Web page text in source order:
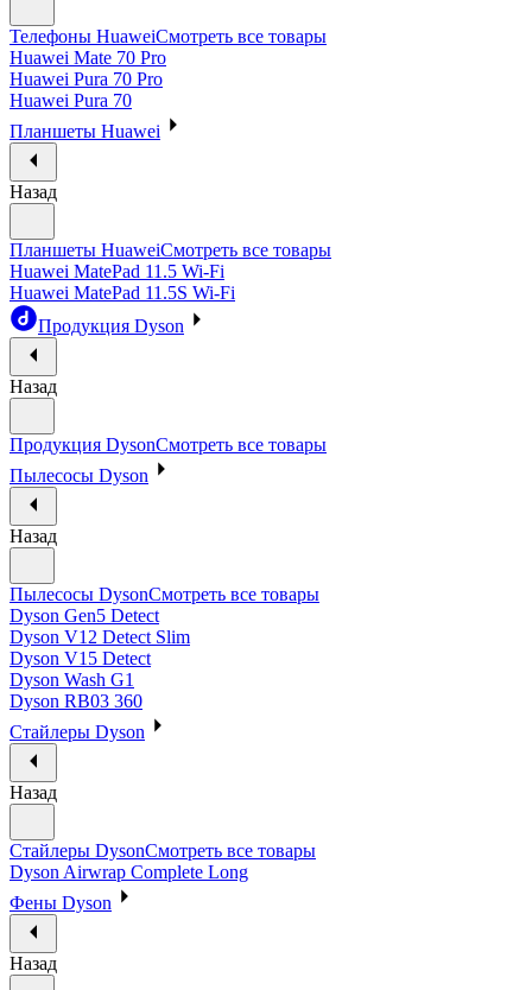
Телефоны HuaweiСмотреть все товары
Huawei Mate 70 Pro
Huawei Pura 70 Pro
Huawei Pura 70
Планшеты Huawei
Назад
Планшеты HuaweiСмотреть все товары
Huawei MatePad 11.5 Wi-Fi
Huawei MatePad 11.5S Wi-Fi
Продукция Dyson
Назад
Продукция DysonСмотреть все товары
Пылесосы Dyson
Назад
Пылесосы DysonСмотреть все товары
Dyson Gen5 Detect
Dyson V12 Detect Slim
Dyson V15 Detect
Dyson Wash G1
Dyson RB03 360
Стайлеры Dyson
Назад
Стайлеры DysonСмотреть все товары
Dyson Airwrap Complete Long
Фены Dyson
Назад